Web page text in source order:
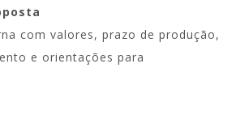
com valores, prazo de produção,
e orientações para